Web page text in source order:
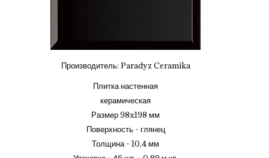
Производитель: Paradyz Ceramika
Плитка настенная
керамическая
Размер 98x198 мм
Поверхность - глянец
Толщина - 10,4 мм